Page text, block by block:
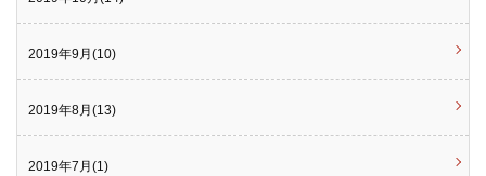
2019年9月(10)
2019年8月(13)
2019年7月(1)